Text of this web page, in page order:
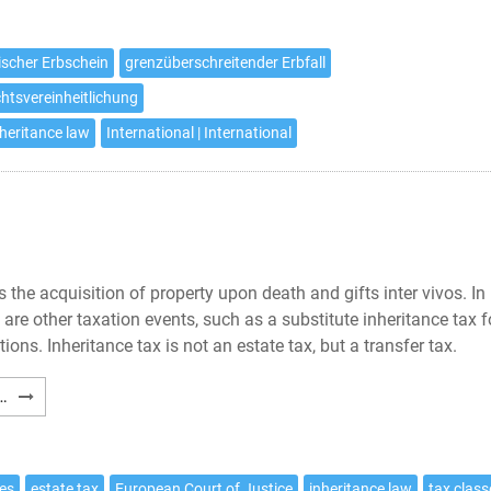
5
EUErbVO
Erbschein
grenzüberschreitender Erbfall
law
International | International
the acquisition of property upon death and gifts inter vivos. In
other taxation events, such as a substitute inheritance tax
Inheritance tax is not an estate tax, but a transfer tax.
German
Inheritance